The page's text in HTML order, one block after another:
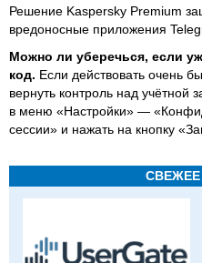
Решение Kaspersky Premium
вредоносные приложения
Можно ли уберечься, если
код. Если действовать очень
вернуть контроль над учётной
в меню «Настройки» —
сессии» и нажать на кнопку